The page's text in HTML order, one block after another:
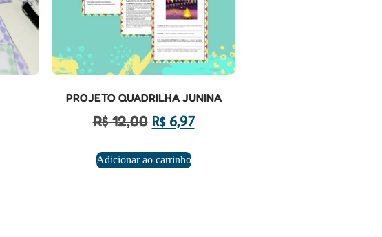
PROJETO QUADRILHA JUNINA
R$12,00 R$6,97
Adicionar ao carrinho